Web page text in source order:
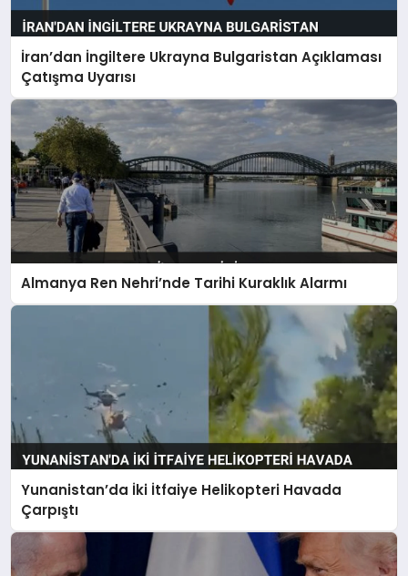
İran’dan İngiltere Ukrayna Bulgaristan Açıklaması
Çatışma Uyarısı
Almanya Ren Nehri’nde Tarihi Kuraklık Alarmı
Yunanistan’da İki İtfaiye Helikopteri Havada
Çarpıştı